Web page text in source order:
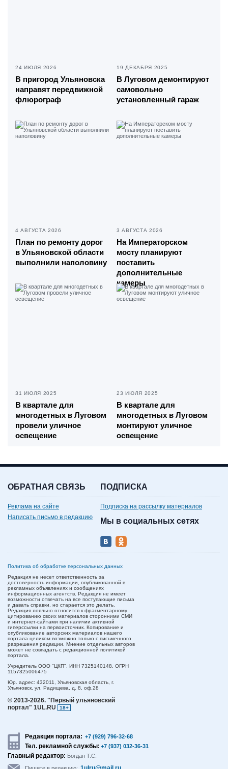
24 ИЮЛЯ 2026
В пригород Ульяновска
направят передвижной
флюрограф
19 ДЕКАБРЯ 2025
В Луговом демонтируют
самовольно
установленный гараж
4 АВГУСТА 2026
План по ремонту дорог
в Ульяновской области
выполнили наполовину
3 АВГУСТА 2026
На Императорском
мосту планируют
поставить
дополнительные
камеры
31 ИЮЛЯ 2025
В квартале для
многодетных в Луговом
провели уличное
освещение
23 ИЮЛЯ 2025
В квартале для
многодетных в Луговом
монтируют уличное
освещение
ОБРАТНАЯ СВЯЗЬ
Реклама на сайте
Написать письмо в редакцию
ПОДПИСКА
Подписка на рассылку материалов
Мы в социальных сетях
Политика об обработке персональных данных
Редакция не несет ответственность за
достоверность информации, опубликованной в
рекламных объявлениях и сообщениях
информационных агентств. Редакция не имеет
возможности отвечать на все поступающие письма
и давать справки, но старается это делать.
Редакция лояльно относится к фрагментарному
цитированию своих материалов сторонними СМИ
и интернет-сайтами при наличии активной
гиперссылки на первоисточник. Копирование и
опубликование авторских материалов нашего
портала целиком возможно только с письменного
разрешения редакции. Мнение отдельных авторов
может не совпадать с редакционной политикой
портала.
Учредитель ООО "ЦКП". ИНН 7325140148, ОГРН
1157325006475
Юр. адрес: 432011, Ульяновская область, г.
Ульяновск, ул. Радищева, д. 8, оф.28
© 2013-2026. "Первый ульяновский
портал" 1UL.RU
18+
Редакция портала: +7 (929) 796-32-68
Тел. рекламной службы: +7 (937) 032-36-31
Главный редактор: Богдан Т.С.